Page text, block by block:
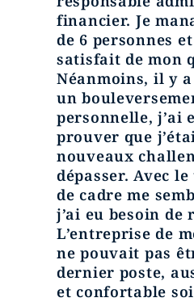
financier. Je
de 6 personnes
satisfait de mon
Néanmoins, il y
un
personnelle, j’ai
prouver que
nouveaux
dépasser. Avec
de cadre me
j’ai eu besoin de
L’entreprise de
ne pouvait pas
dernier poste,
et confortable